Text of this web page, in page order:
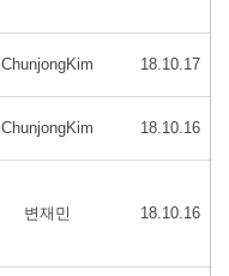
ChunjongKim 18.10.17
ChunjongKim 18.10.16
변재민 18.10.16